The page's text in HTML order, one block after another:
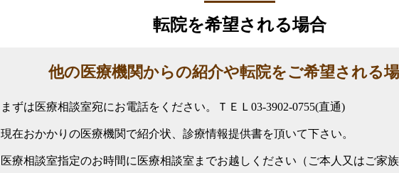
転院を希望される場合
他の医療機関からの紹介や転院をご希望される
まずは医療相談室宛にお電話をください。ＴＥＬ03-3902-0755(直通)
現在おかかりの医療機関で紹介状、診療情報提供書を頂いて下さい。
医療相談室指定のお時間に医療相談室までお越しください（ご本人又はご家